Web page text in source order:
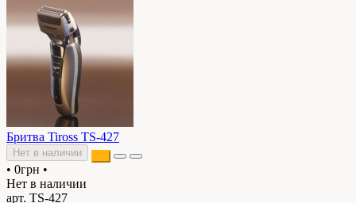
Бритва Tiross TS-427
Нет в наличии
• 0грн •
Нет в наличии
арт. TS-427